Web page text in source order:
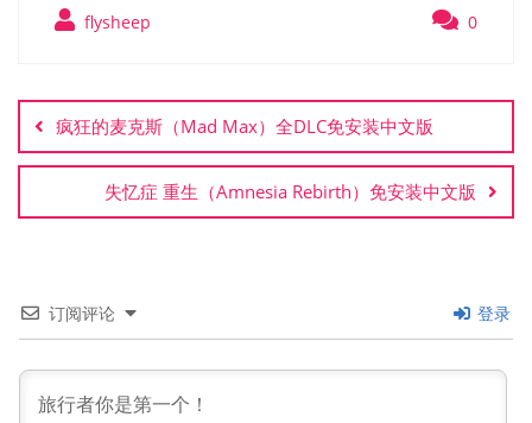
flysheep 0
章
导
航
疯狂的麦克斯（Mad Max）全DLC免安装中文版
失忆症 重生（Amnesia Rebirth）免安装中文版
订阅评论 登录